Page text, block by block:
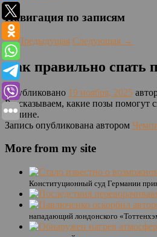
Навигация по записям
←Предыдущая Следующая →
Как правильно спать
Опубликовано 19 ноября, 2025
Рассказываем, какие позы
в спине.
Запись опубликована автором
More from my site
Конституционный суд Германии
нападающий лондонского